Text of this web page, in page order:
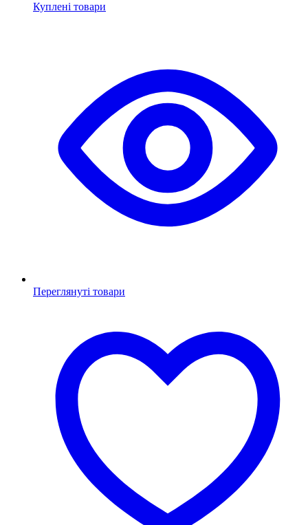
Куплені товари
Переглянуті товари